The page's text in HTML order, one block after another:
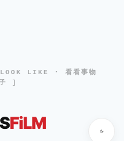
LIKE · 看看事物
]
FiLM